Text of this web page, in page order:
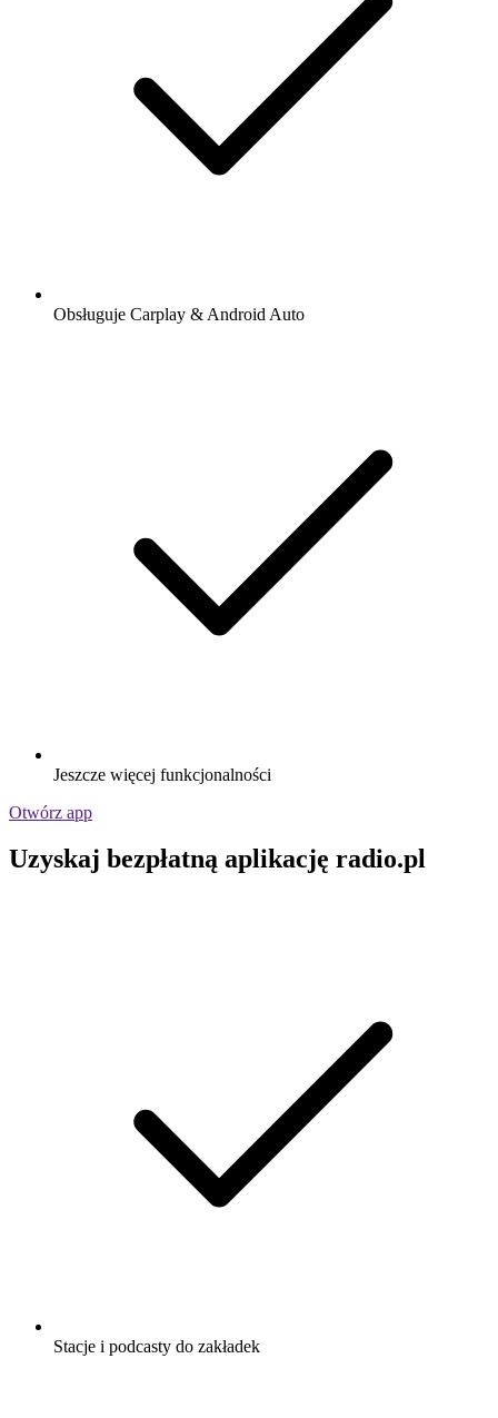
Obsługuje Carplay & Android Auto
Jeszcze więcej funkcjonalności
Otwórz app
Uzyskaj bezpłatną aplikację radio.pl
Stacje i podcasty do zakładek